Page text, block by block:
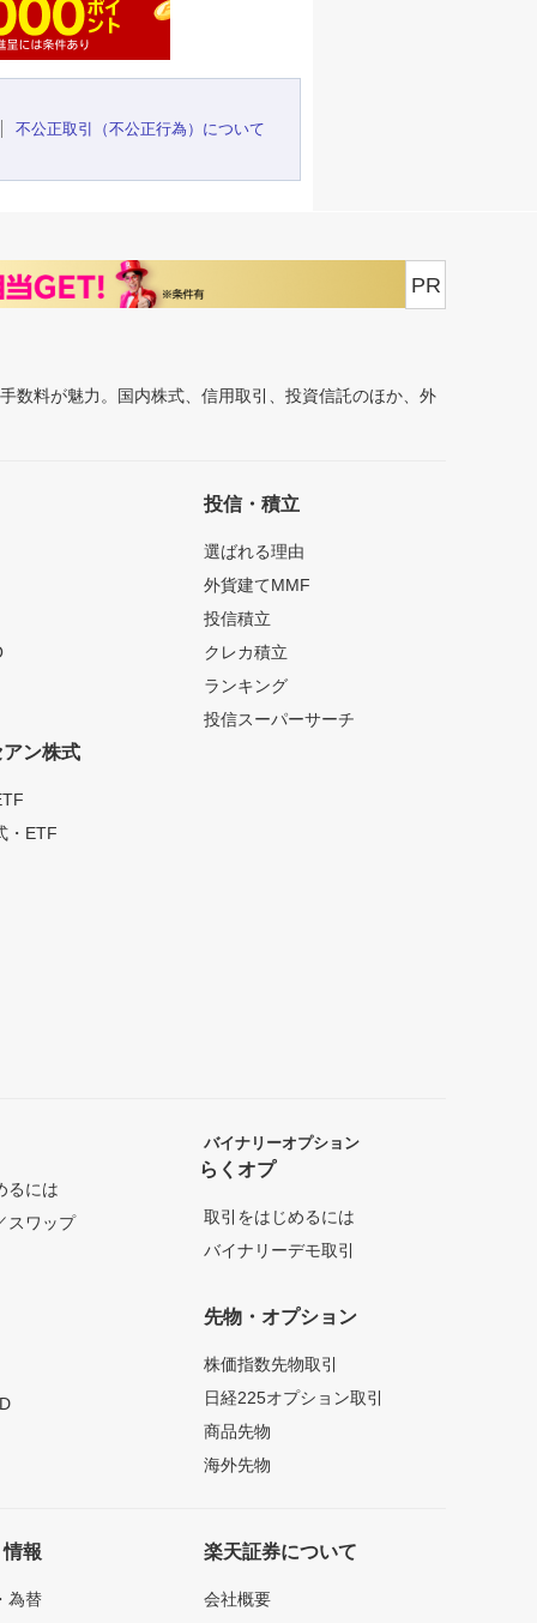
不公正取引（不公正行為）について
PR
数料が魅力。国内株式、信用取引、投資信託のほか、外
ン株式
・ETF
投信・積立
選ばれる理由
外貨建てMMF
投信積立
クレカ積立
ランキング
投信スーパーサーチ
るには
スワップ
バイナリーオプション
らくオプ
取引をはじめるには
バイナリーデモ取引
先物・オプション
株価指数先物取引
日経225オプション取引
商品先物
海外先物
報
為替
楽天証券について
会社概要